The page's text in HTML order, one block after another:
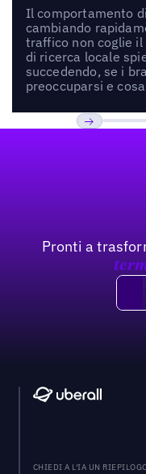
Il comportamento
cambiando
traffico non coglie
di ricerca locale
succedendo, se i
preoccuparsi e
Pronti a
CHIEDI A L'IA UN